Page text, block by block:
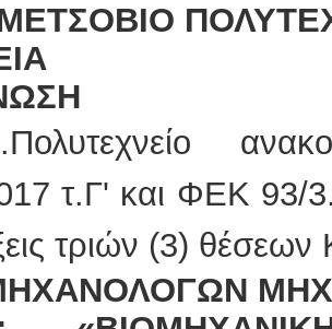
τ.Γ' και ΦΕΚ 93/
τριών (3)